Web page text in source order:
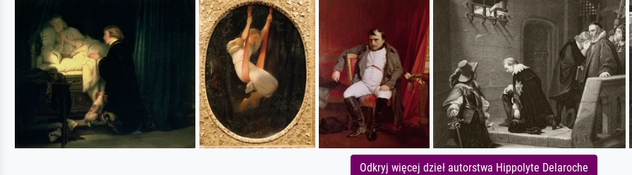
Odkryj więcej dzieł autorstwa Hippolyte Delaroche